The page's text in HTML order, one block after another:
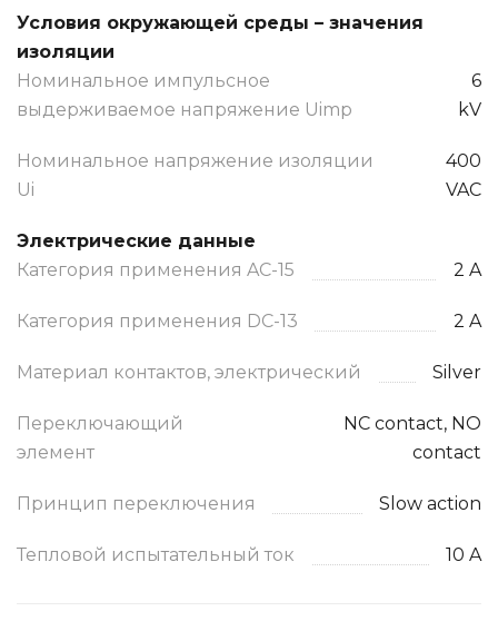
Условия окружающей среды – значения
изоляции
Номинальное импульсное
выдерживаемое напряжение Uimp
6
kV
Номинальное напряжение изоляции
Ui
400
VAC
Электрические данные
Категория применения AC-15
2 A
Категория применения DC-13 2 A
Материал контактов, электрический Silver
Переключающий
элемент
NC contact, NO
contact
Принцип переключения Slow action
Тепловой испытательный ток 10 A